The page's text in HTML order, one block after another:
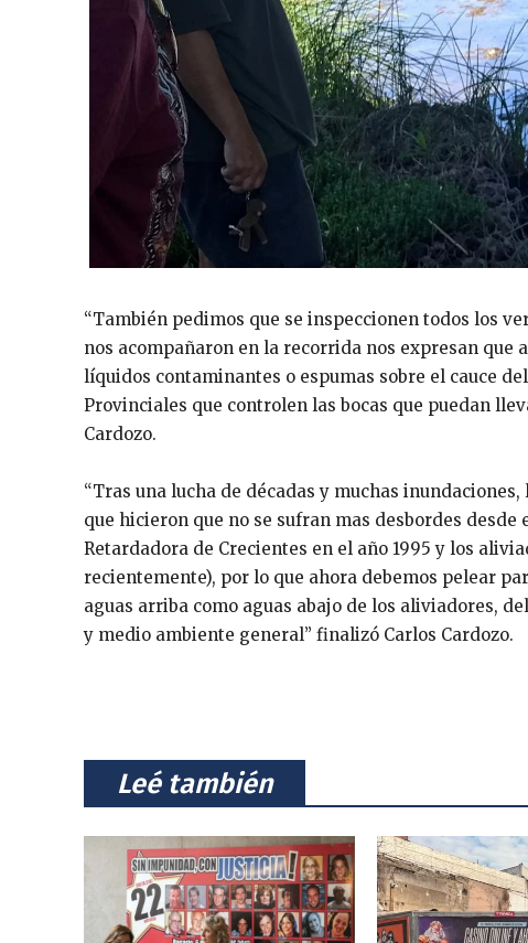
“También pedimos que se inspeccionen todos los
nos acompañaron en la recorrida nos expresan
líquidos contaminantes o espumas sobre el cauce
Provinciales que controlen las bocas que puedan
Cardozo.
“Tras una lucha de décadas y muchas
que hicieron que no se sufran mas desbordes desde
Retardadora de Crecientes en el año 1995 y los
recientemente), por lo que ahora debemos pelear
aguas arriba como aguas abajo de los aliviadores,
y medio ambiente general” finalizó Carlos Cardozo.
⠀Leé también⠀